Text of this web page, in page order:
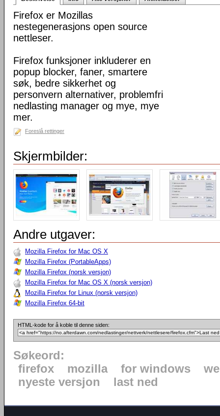
Firefox er Mozillas
nestegenerasjons open source
nettleser.
Firefox funksjoner inkluderer en
popup blocker, faner, smartere
søk, bedre sikkerhet og
personvern alternativer, problemfri
nedlasting manager og mye, mye
mer.
Foreslå rettinger
Skjermbilder:
Andre utgaver:
Mozilla Firefox for Mac OS X
Mozilla Firefox (PortableApps)
Mozilla Firefox (norsk versjon)
Mozilla Firefox for Mac OS X (norsk versjon)
Mozilla Firefox for Linux (norsk versjon)
Mozilla Firefox 64-bit
HTML-kode for å koble til denne siden:
Søkeord:
firefox
mozilla for windows
nyeste versjon
last ned